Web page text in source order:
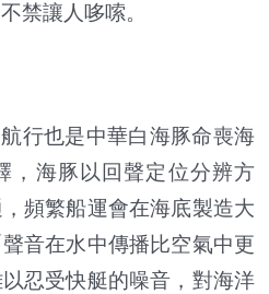
禁讓人哆嗦。
行也是中華白海豚命喪海
，海豚以回聲定位分辨方
頻繁船運會在海底製造大
音在水中傳播比空氣中更
忍受快艇的噪音，對海洋